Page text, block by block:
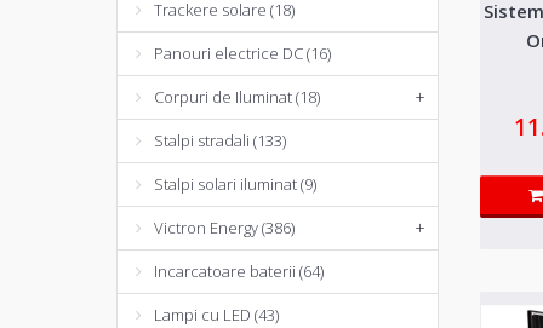
Trackere solare (18)
Panouri electrice DC (16)
Corpuri de Iluminat (18)
+
Stalpi stradali (133)
Stalpi solari iluminat (9)
Victron Energy (386)
+
Incarcatoare baterii (64)
Lampi cu LED (43)